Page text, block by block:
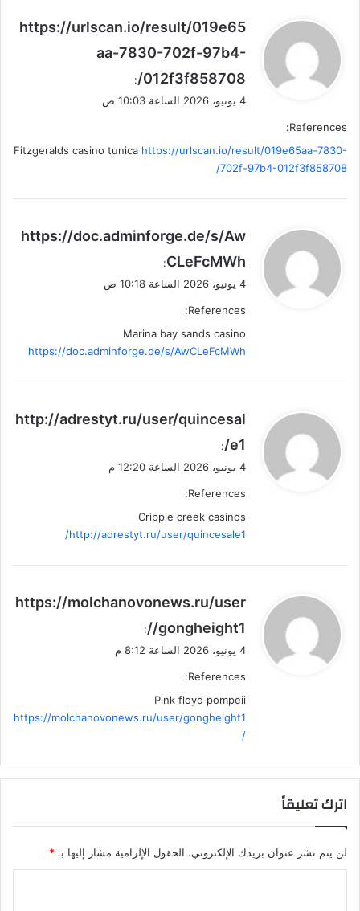
ي
ل
https://urlscan.io/result/019e65
aa-7830-702f-97b4-
012f3f858708/
:
4 يونيو، 2026 الساعة 10:03 ص
References:
Fitzgeralds casino tunica https://urlscan.io/result/019e65aa-7830-
702f-97b4-012f3f858708/
ي
و
ل
https://doc.adminforge.de/s/Aw
CLeFcMWh
:
4 يونيو، 2026 الساعة 10:18 ص
References:
Marina bay sands casino
https://doc.adminforge.de/s/AwCLeFcMWh
ي
و
ل
http://adrestyt.ru/user/quincesal
e1/
:
4 يونيو، 2026 الساعة 12:20 م
References:
Cripple creek casinos
http://adrestyt.ru/user/quincesale1/
ي
و
ل
https://molchanovonews.ru/user
/gongheight1/
:
4 يونيو، 2026 الساعة 8:12 م
References:
Pink floyd pompeii
https://molchanovonews.ru/user/gongheight1
/
اترك تعليقاً
لن يتم نشر عنوان بريدك الإلكتروني. الحقول الإلزامية مشار إليها بـ*